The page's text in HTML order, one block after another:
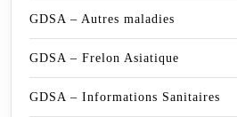
GDSA – Autres maladies
GDSA – Frelon Asiatique
GDSA – Informations Sanitaires